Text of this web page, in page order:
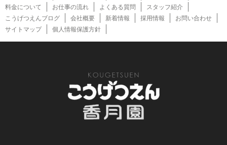
料金について
お仕事の流れ よくある質問
スタッフ紹介
こうげつえんブログ
会社概要 新着情報 採用情報
お問い合わせ
サイトマップ
個人情報保護方針